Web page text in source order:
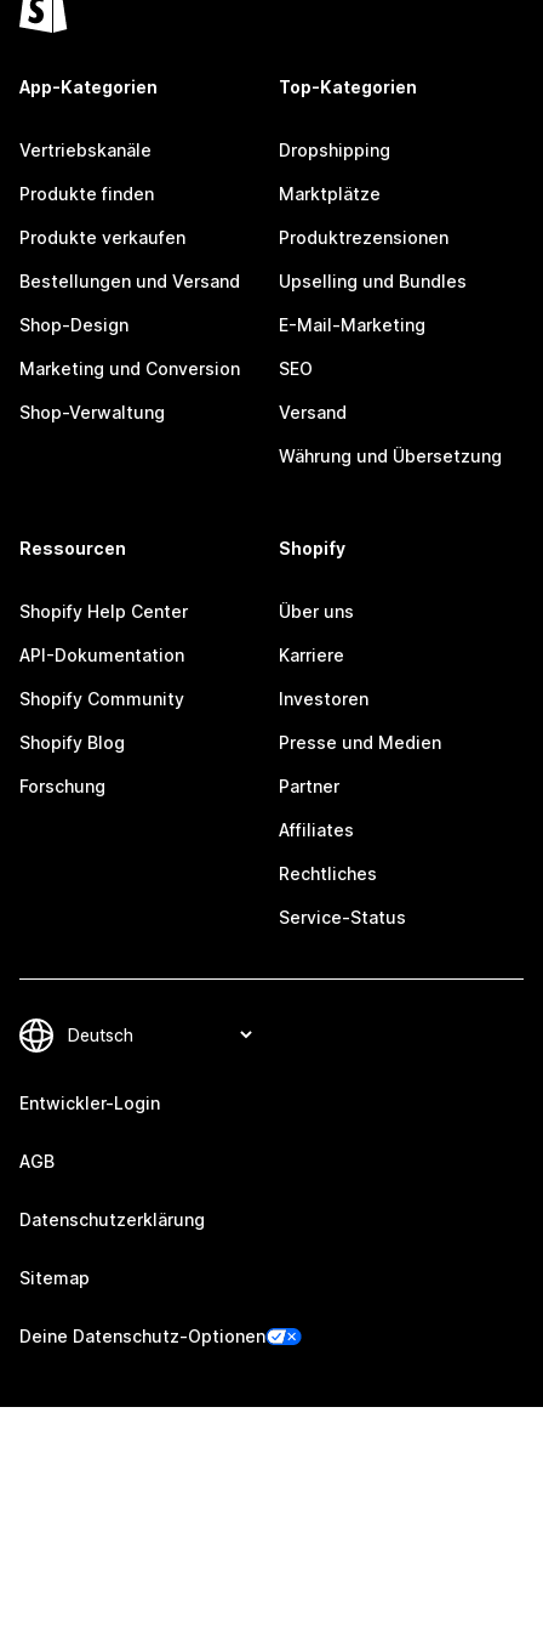
App-Kategorien
Vertriebskanäle
Produkte finden
Produkte verkaufen
Bestellungen und Versand
Shop-Design
Marketing und Conversion
Shop-Verwaltung
Top-Kategorien
Dropshipping
Marktplätze
Produktrezensionen
Upselling und Bundles
E-Mail-Marketing
SEO
Versand
Währung und Übersetzung
Ressourcen
Shopify Help Center
API-Dokumentation
Shopify Community
Shopify Blog
Forschung
Shopify
Über uns
Karriere
Investoren
Presse und Medien
Partner
Affiliates
Rechtliches
Service-Status
Entwickler-Login
AGB
Datenschutzerklärung
Sitemap
Deine Datenschutz-Optionen